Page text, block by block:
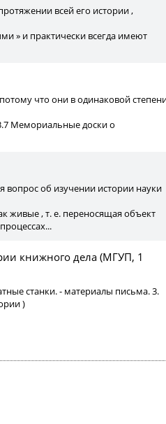
всей его истории ,
» и практически всегда имеют
что они в одинаковой
Мемориальные доски о
вопрос об изучении истории науки
живые , т. е. переносящая объект
книжного дела (МГУП, 1
станки. - материалы письма. 3.
)